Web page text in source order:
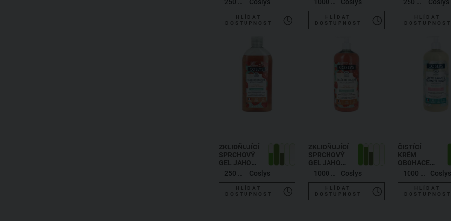
250 ml Coslys
HLÍDAT
DOSTUPNOST
1000 ml Coslys
HLÍDAT
DOSTUPNOST
250 ml Coslys
HLÍDAT
DOSTUPNOST
ZKLIDŇUJÍCÍ
SPRCHOVÝ
GEL JAHODA
A RAJČE
250 ml Coslys
HLÍDAT
DOSTUPNOST
ZKLIDŇUJÍCÍ
SPRCHOVÝ
GEL JAHODA
A RAJČE1000 ml Coslys
HLÍDAT
DOSTUPNOST
ČISTÍCÍ
KRÉM
OBOHACENÝ
O LIPIDY1000 ml Coslys
HLÍDAT
DOSTUPNOST